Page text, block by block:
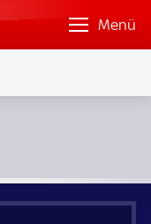
Menü